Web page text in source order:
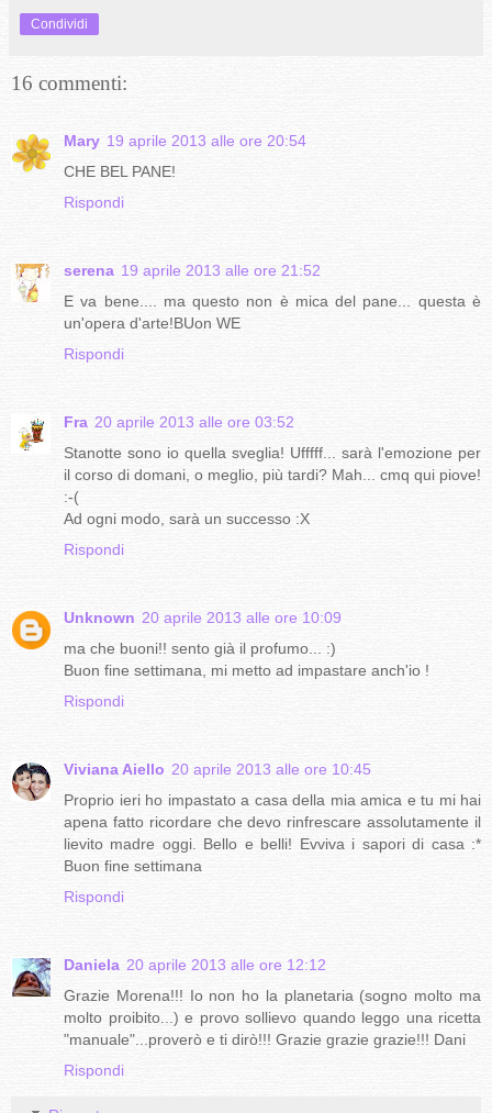
Condividi
16 commenti:
Mary 19 aprile 2013 alle ore 20:54
CHE BEL PANE!
Rispondi
serena 19 aprile 2013 alle ore 21:52
E va bene.... ma questo non è mica del pane... questa è
un'opera d'arte!BUon WE
Rispondi
Fra 20 aprile 2013 alle ore 03:52
Stanotte sono io quella sveglia! Ufffff... sarà l'emozione per
il corso di domani, o meglio, più tardi? Mah... cmq qui piove!
:-(
Ad ogni modo, sarà un successo :X
Rispondi
Unknown 20 aprile 2013 alle ore 10:09
ma che buoni!! sento già il profumo... :)
Buon fine settimana, mi metto ad impastare anch'io !
Rispondi
Viviana Aiello 20 aprile 2013 alle ore 10:45
Proprio ieri ho impastato a casa della mia amica e tu mi hai
apena fatto ricordare che devo rinfrescare assolutamente il
lievito madre oggi. Bello e belli! Evviva i sapori di casa :*
Buon fine settimana
Rispondi
Daniela 20 aprile 2013 alle ore 12:12
Grazie Morena!!! Io non ho la planetaria (sogno molto ma
molto proibito...) e provo sollievo quando leggo una ricetta
"manuale"...proverò e ti dirò!!! Grazie grazie grazie!!! Dani
Rispondi